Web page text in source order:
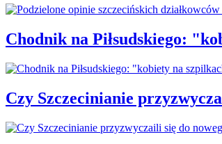
Chodnik na Piłsudskiego:
Czy Szczecinianie